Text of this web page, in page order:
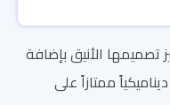
في فئة السيدان. يتميز تصميمها الأنيق بإضافة
ممتازاً على